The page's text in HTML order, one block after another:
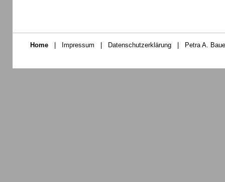
Home | Impressum | Datenschutzerklärung | Petra A.